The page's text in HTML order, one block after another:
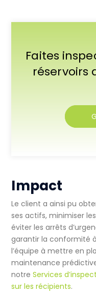
Faites
réservoirs
Impact
Le client a ainsi pu
ses actifs, minimiser
éviter les arrêts
garantir la conformité
l’équipe à mettre en
maintenance
notreServices
sur les récipients.